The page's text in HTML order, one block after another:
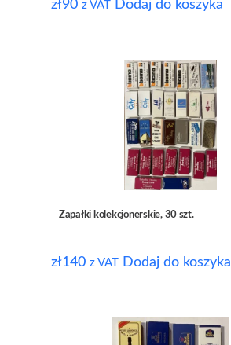
zł90 z VAT Dodaj do koszyka
Zapałki kolekcjonerskie, 30 szt.
zł140 z VAT Dodaj do koszyka